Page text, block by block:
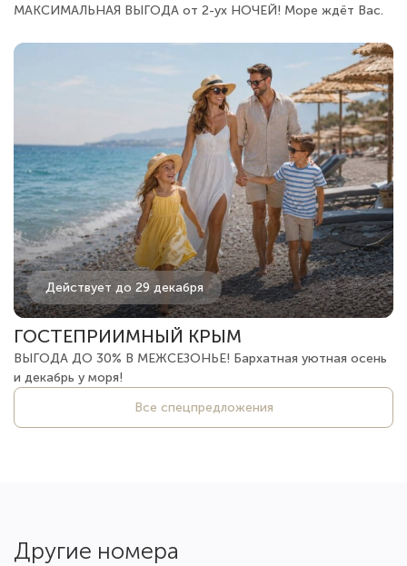
МАКСИМАЛЬНАЯ ВЫГОДА от 2-ух НОЧЕЙ! Море ждёт Вас.
Действует до 29 декабря
ГОСТЕПРИИМНЫЙ КРЫМ
ВЫГОДА ДО 30% В МЕЖСЕЗОНЬЕ! Бархатная уютная осень
и декабрь у моря!
Все спецпредложения
Другие номера